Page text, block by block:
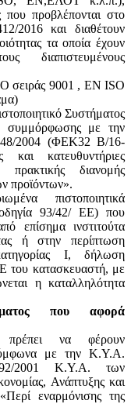
που προβλέπονται στο
2016 και διαθέτουν
τα οποία έχουν
διαπιστευμένους
σειράς 9001 , ΕΝ ISO
Συστήματος
συμμόρφωσης με την
2004 (ΦΕΚ32 Β/16-
και κατευθυντήριες
διανομής
προϊόντων».
πιστοποιητικά
93/42/ ΕΕ) που
επίσημα ινστιτούτα
ή στην περίπτωση
Ι, δήλωση
του κατασκευαστή, με
η καταλληλότητα
που αφορά
να φέρουν
με την Κ.Υ.Α.
892/2001 Κ.Υ.Α. των
Ανάπτυξης και
εναρμόνισης της